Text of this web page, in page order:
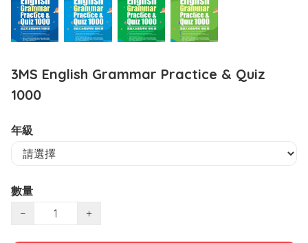
3MS English Grammar Practice & Quiz
1000
年級
數量
−
+